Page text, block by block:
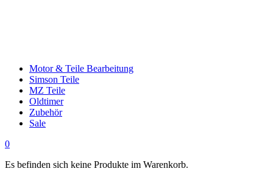
Motor & Teile Bearbeitung
Simson Teile
MZ Teile
Oldtimer
Zubehör
Sale
0
Es befinden sich keine Produkte im Warenkorb.